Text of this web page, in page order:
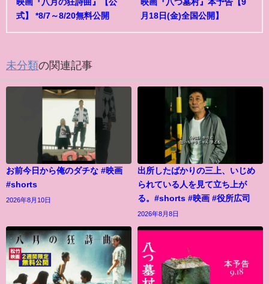
映画『八月の狂詩曲』【公
式】 *8/7～8/20無料公開
映画『八つ墓村』本予告【9
月18日(金)全国公開】
未分類の関連記事
お前今日から俺のダチな #映画
#shorts
2026年8月10日
出所したばかりの三上、いじめ
られている人を見て立ち上が
る。#shorts #映画 #役所広司
2026年8月8日